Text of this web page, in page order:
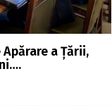
a Ţării,